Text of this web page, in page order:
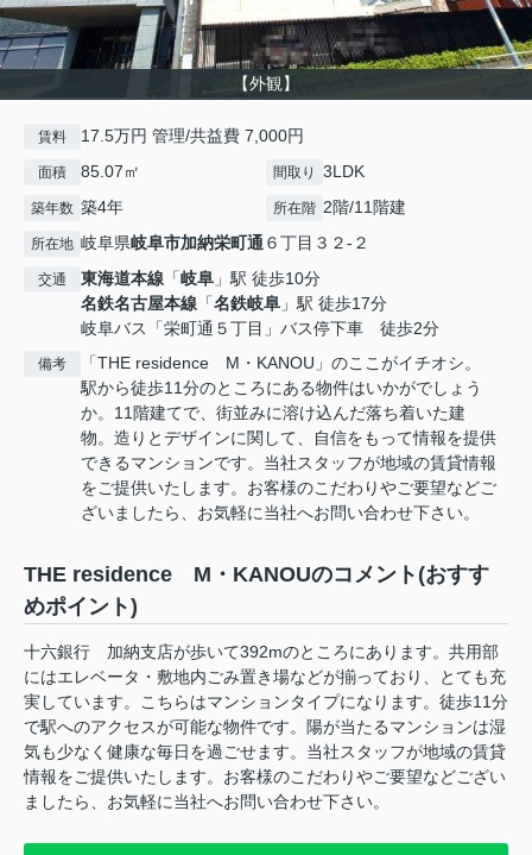
【外観】
賃料 17.5万円 管理/共益費 7,000円
面積 85.07㎡ 間取り 3LDK
築年数 築4年 所在階 2階/11階建
所在地 岐阜県岐阜市加納栄町通６丁目３２-２
交通 東海道本線 「岐阜 」駅 徒歩10分
名鉄名古屋本線 「名鉄岐阜 」駅 徒歩17分
岐阜バス「栄町通５丁目」バス停下車 徒歩2分
備考
「THE residence M・KANOU」のここがイチオシ。
駅から徒歩11分のところにある物件はいかがでしょう
か。11階建てで、街並みに溶け込んだ落ち着いた建
物。造りとデザインに関して、自信をもって情報を提供
できるマンションです。当社スタッフが地域の賃貸情報
をご提供いたします。お客様のこだわりやご要望などご
ざいましたら、お気軽に当社へお問い合わせ下さい。
THE residence M・KANOUのコメント(おすす
めポイント)
十六銀行 加納支店が歩いて392mのところにあります。共用部
にはエレベータ・敷地内ごみ置き場などが揃っており、とても充
実しています。こちらはマンションタイプになります。徒歩11分
で駅へのアクセスが可能な物件です。陽が当たるマンションは湿
気も少なく健康な毎日を過ごせます。当社スタッフが地域の賃貸
情報をご提供いたします。お客様のこだわりやご要望などござい
ましたら、お気軽に当社へお問い合わせ下さい。